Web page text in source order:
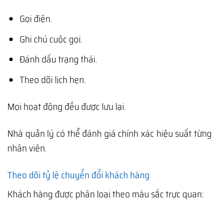
Gọi điện.
Ghi chú cuộc gọi.
Đánh dấu trạng thái.
Theo dõi lịch hẹn.
Mọi hoạt động đều được lưu lại.
Nhà quản lý có thể đánh giá chính xác hiệu suất từng
nhân viên.
Theo dõi tỷ lệ chuyển đổi khách hàng
Khách hàng được phân loại theo màu sắc trực quan: